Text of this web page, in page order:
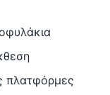
πλατφόρμες